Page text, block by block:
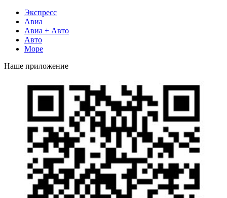
Экспресс
Авиа
Авиа + Авто
Авто
Море
Наше приложение